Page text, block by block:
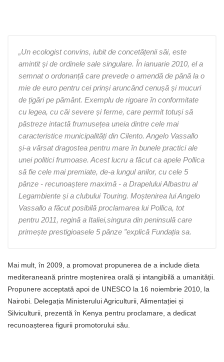
„Un ecologist convins, iubit de concetățenii săi, este
amintit și de ordinele sale singulare. În ianuarie 2010, el a
semnat o ordonanță care prevede o amendă de până la o
mie de euro pentru cei prinși aruncând cenușă și mucuri
de țigări pe pământ. Exemplu de rigoare în conformitate
cu legea, cu căi severe și ferme, care permit totuși să
păstreze intactă frumusețea uneia dintre cele mai
caracteristice municipalități din Cilento. Angelo Vassallo
și-a vărsat dragostea pentru mare în bunele practici ale
unei politici frumoase. Acest lucru a făcut ca apele Pollica
să fie cele mai premiate, de-a lungul anilor, cu cele 5
pânze - recunoaștere maximă - a Drapelului Albastru al
Legambiente și a clubului Touring. Moștenirea lui Angelo
Vassallo a făcut posibilă proclamarea lui Pollica, tot
pentru 2011, regină a Italiei,singura din peninsulă care
primește prestigioasele 5 pânze ”explică Fundația sa.
Mai mult, în 2009, a promovat propunerea de a include dieta
mediteraneană printre moștenirea orală și intangibilă a umanității.
Propunere acceptată apoi de UNESCO la 16 noiembrie 2010, la
Nairobi. Delegația Ministerului Agriculturii, Alimentației și
Silviculturii, prezentă în Kenya pentru proclamare, a dedicat
recunoașterea figurii promotorului său.